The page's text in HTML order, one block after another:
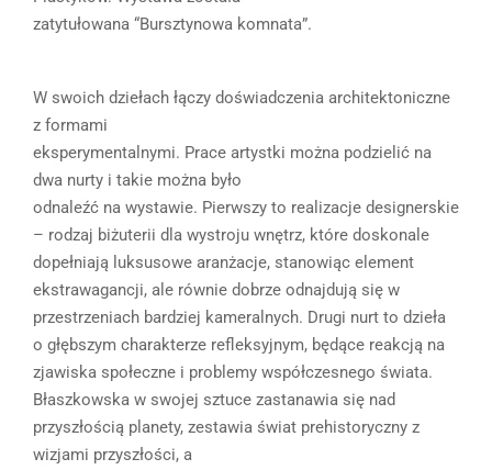
zatytułowana “Bursztynowa komnata”.
W swoich dziełach łączy doświadczenia architektoniczne
z formami
eksperymentalnymi. Prace artystki można podzielić na
dwa nurty i takie można było
odnaleźć na wystawie. Pierwszy to realizacje designerskie
– rodzaj biżuterii dla wystroju wnętrz, które doskonale
dopełniają luksusowe aranżacje, stanowiąc element
ekstrawagancji, ale równie dobrze odnajdują się w
przestrzeniach bardziej kameralnych. Drugi nurt to dzieła
o głębszym charakterze refleksyjnym, będące reakcją na
zjawiska społeczne i problemy współczesnego świata.
Błaszkowska w swojej sztuce zastanawia się nad
przyszłością planety, zestawia świat prehistoryczny z
wizjami przyszłości, a